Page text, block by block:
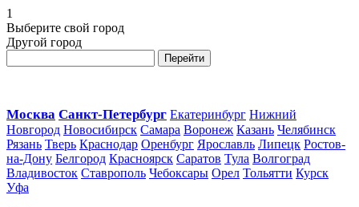
1
Выберите свой город
Другой город
Перейти
Москва Санкт-Петербург Екатеринбург Нижний
Новгород Новосибирск Самара Воронеж Казань Челябинск
Рязань Тверь Краснодар Оренбург Ярославль Липецк Ростов-
на-Дону Белгород Красноярск Саратов Тула Волгоград
Владивосток Ставрополь Чебоксары Орел Тольятти Курск
Уфа